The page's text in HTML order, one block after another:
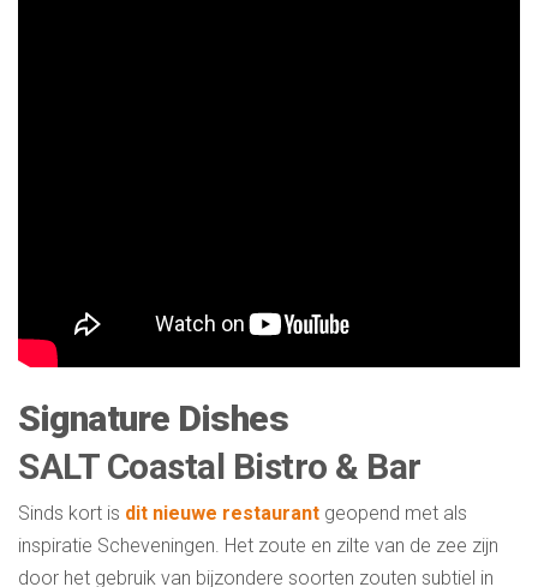
Signature Dishes
SALT Coastal Bistro & Bar
Sinds kort is dit nieuwe restaurant geopend met als
inspiratie Scheveningen. Het zoute en zilte van de zee zijn
door het gebruik van bijzondere soorten zouten subtiel in